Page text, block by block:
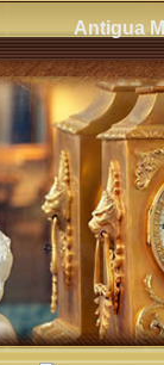
Antigua